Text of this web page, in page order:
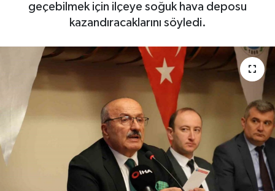
geçebilmek için ilçeye soğuk hava deposu
kazandıracaklarını söyledi.
EĞİTİM
ÇEVRE
RESMİ İLANLAR
KÜLTÜR
Son Dakika Haberleri